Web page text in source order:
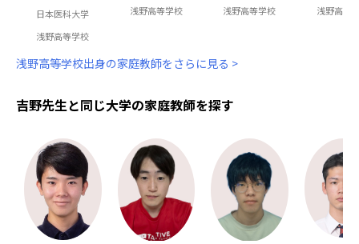
日本医科大学
浅野高等学校
浅野高等学校
浅野高等学校
浅野高等
浅野高等学校出身の家庭教師をさらに見る >
吉野先生と同じ大学の家庭教師を探す